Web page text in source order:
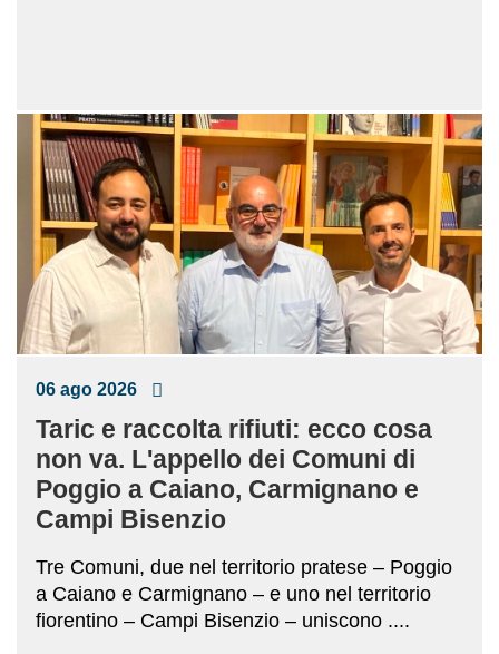
06 ago 2026
Taric e raccolta rifiuti: ecco cosa
non va. L'appello dei Comuni di
Poggio a Caiano, Carmignano e
Campi Bisenzio
Tre Comuni, due nel territorio pratese – Poggio
a Caiano e Carmignano – e uno nel territorio
fiorentino – Campi Bisenzio – uniscono ....